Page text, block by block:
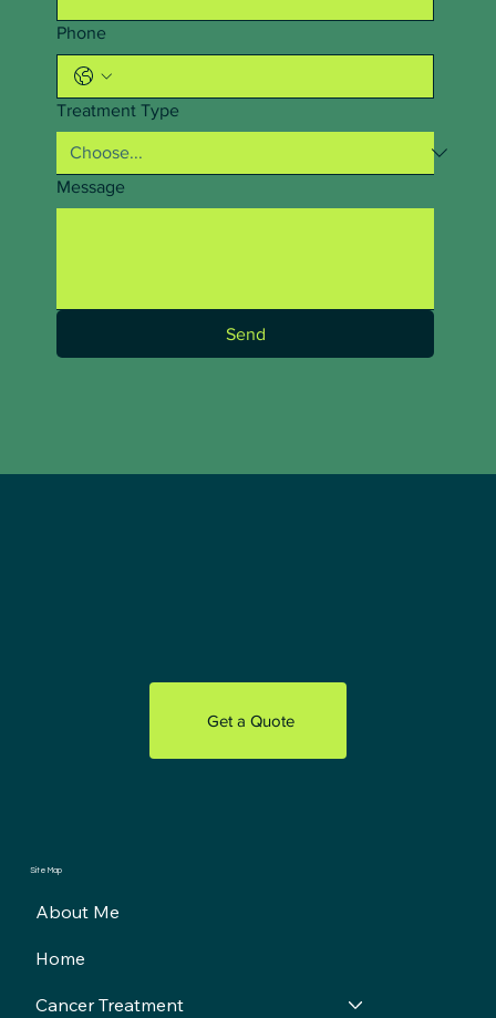
Phone
Treatment Type
Message
Send
About Me
Home
Cancer Treatment
Site Map
Get a Quote